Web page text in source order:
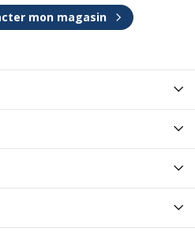
mon magasin